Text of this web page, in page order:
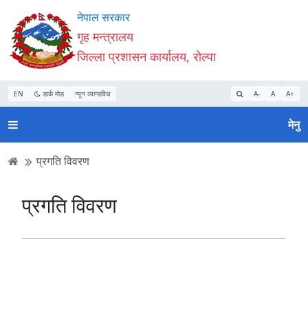
Accessibility
Mode
सुरु
गर्नुहोस्
सामाग्री
पढ्नुहाेस्
नेभिगेसन
पढ्नुहाेस्
वेबसाइट
खोजमा
जानुहोस्
नेपाल सरकार
गृह मन्त्रालय
जिल्ला प्रशासन कार्यालय, रोल्पा
EN डार्क मोड न्यून व्यान्डविथ A- A A+
मेनु
प्रगति विवरण
प्रगति विवरण